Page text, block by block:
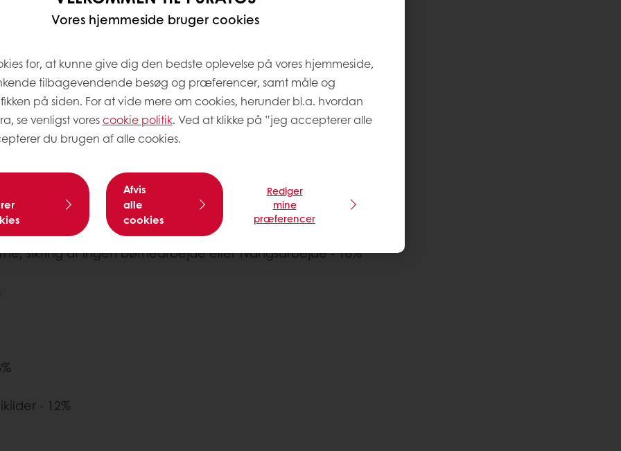
til bæredygtighed over hele kloden
og landmænd - 28%
sikring af ingen børnearbejde eller tvangsarbejde - 18%
- 12%
Vores hjemmeside bruger cookies
for, at kunne give dig den bedste oplevelse på vores hjemmeside,
tilbagevendende besøg og præferencer, samt måle og
på siden. For at vide mere om cookies, herunder bl.a. hvordan
se venligst vorescookie politik. Ved at klikke på ”jeg accepterer alle
du brugen af alle cookies.
Afvis
alle
cookies
Rediger
mine
præferencer